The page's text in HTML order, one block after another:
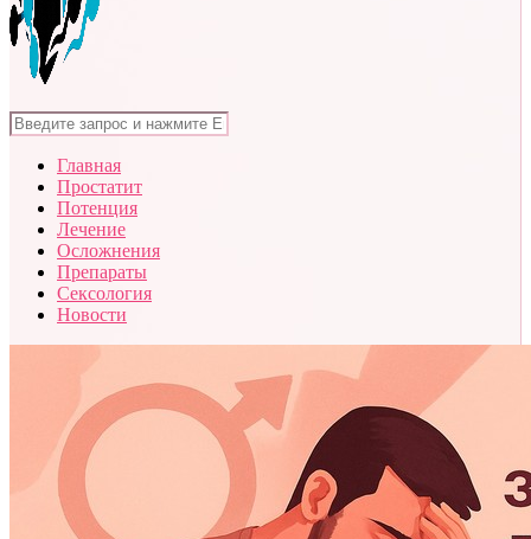
Главная
Простатит
Потенция
Лечение
Осложнения
Препараты
Сексология
Новости